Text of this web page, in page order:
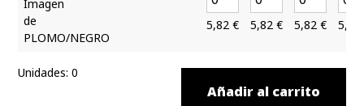
5,82 € 5,82 € 5,82 € 5,82
Unidades: 0
Añadir al carrito